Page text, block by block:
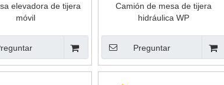
elevadora de tijera
móvil
Camión de mesa de tijera
hidráulica WP
Preguntar